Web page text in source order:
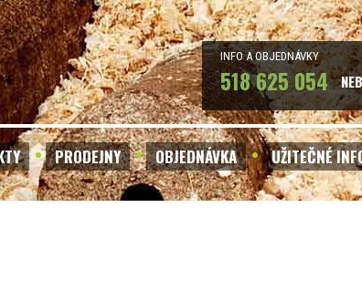
INFO A OBJEDNÁVKY
518 625 054
PRODEJNY OBJEDNÁVKA UŽITEČNÉ